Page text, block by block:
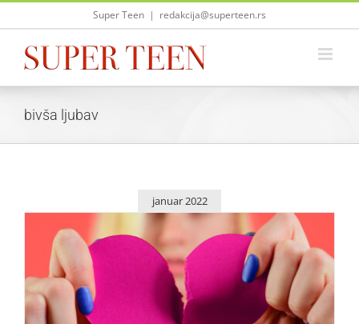
Skip
Super Teen | redakcija@superteen.rs
bivša ljubav
januar 2022
Kako da bivši dečko ostane – bivši!